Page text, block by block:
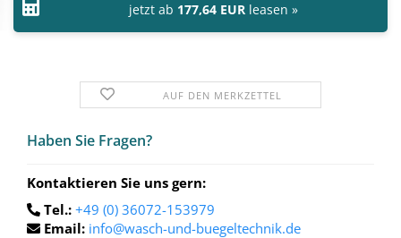
jetzt ab 177,64 EUR leasen »
AUF DEN MERKZETTEL
Haben Sie Fra­gen?
Kontaktieren Sie uns gern:
Tel.: +49 (0) 36072-153979
Email: info@wasch-und-buegeltechnik.de